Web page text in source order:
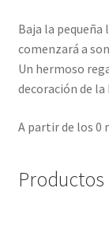
Baja la pequeña
comenzará a
Un hermoso
decoración de
A partir de los 0